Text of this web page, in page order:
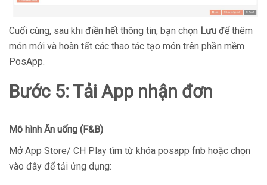
Cuối cùng, sau khi điền hết thông tin, bạn chọn Lưu để thêm
món mới và hoàn tất các thao tác tạo món trên phần mềm
PosApp.
Bước 5: Tải App nhận đơn
Mô hình Ăn uống (F&B)
Mở App Store/ CH Play tìm từ khóa posapp fnb hoặc chọn
vào đây để tải ứng dụng: